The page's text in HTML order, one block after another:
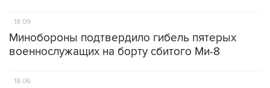
18:09
Минобороны подтвердило гибель пятерых
военнослужащих на борту сбитого Ми-8
18:06